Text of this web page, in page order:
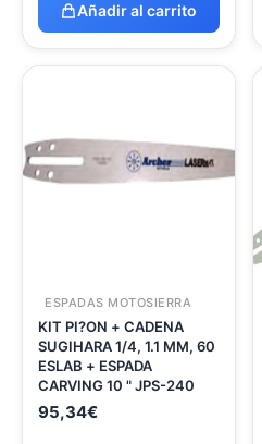
Añadir al carrito
ESPADAS MOTOSIERRA
KIT PI?ON + CADENA
SUGIHARA 1/4, 1.1 MM, 60
ESLAB + ESPADA
CARVING 10 " JPS-240
95,34€